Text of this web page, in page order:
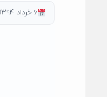
۶ خرداد ۱۳۹۴